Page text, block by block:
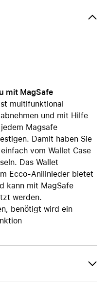
mit MagSafe
multifunktional
und mit Hilfe
Magsafe
Damit haben Sie
vom Wallet Case
Das Wallet
Ecco-Anilinleder bietet
kann mit MagSafe
werden.
benötigt wird ein